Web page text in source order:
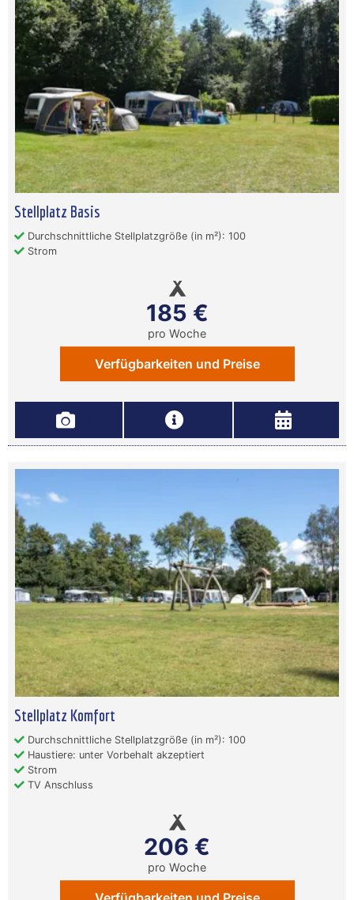
Stellplatz Basis
Durchschnittliche Stellplatzgröße (in m²): 100
Strom
185 €
pro Woche
Verfügbarkeiten und Preise
Stellplatz Komfort
Durchschnittliche Stellplatzgröße (in m²): 100
Haustiere: unter Vorbehalt akzeptiert
Strom
TV Anschluss
206 €
pro Woche